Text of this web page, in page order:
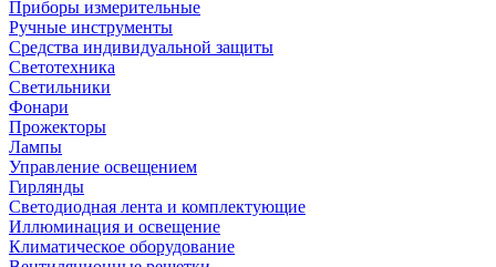
Приборы измерительные
Ручные инструменты
Средства индивидуальной защиты
Светотехника
Светильники
Фонари
Прожекторы
Лампы
Управление освещением
Гирлянды
Светодиодная лента и комплектующие
Иллюминация и освещение
Климатическое оборудование